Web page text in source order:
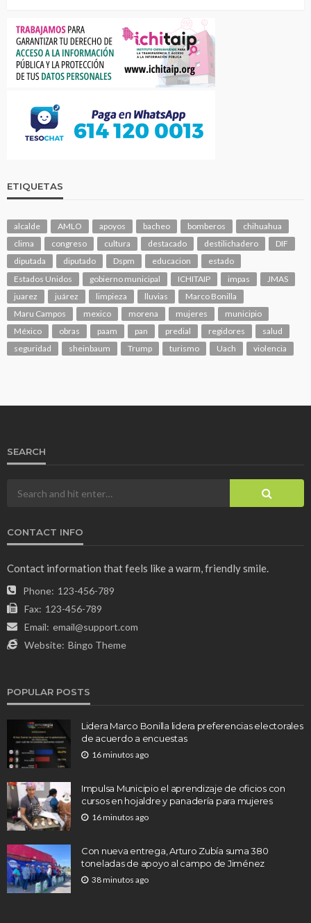
ETIQUETAS
alcalde AMLO apoyos bacheo bomberos
chihuahua
clima
congreso cultura destacado destilichadero
DIF
diputada
diputado Dspm educacion
estado
Estados Unidos
gobierno municipal ICHITAIP impas
JMAS
juarez
juárez limpieza lluvias
Marco Bonilla
Maru Campos
mexico morena mujeres
municipio
México
obras paam pan predial regidores
salud
seguridad
sheinbaum Trump turismo Uach violencia
SEARCH
CONTACT INFO
Contact information that feels like a warm, friendly smile.
Phone: 123-456-789
Fax: 123-456-789
Email: email@support.com
Website: Bingo Theme
POPULAR POSTS
Lidera Marco Bonilla lidera preferencias electorales
de acuerdo a encuestas
16 minutos ago
Impulsa Municipio el aprendizaje de oficios con
cursos en hojaldre y panadería para mujeres
16 minutos ago
Con nueva entrega, Arturo Zubía suma 380
toneladas de apoyo al campo de Jiménez
38 minutos ago